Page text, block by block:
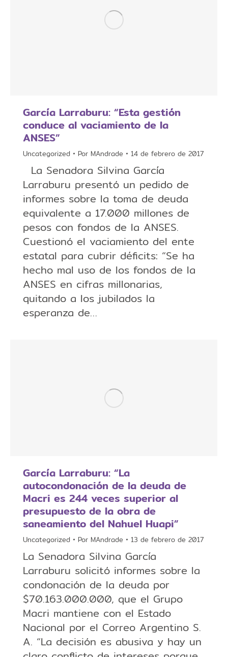
García Larraburu: “Esta gestión
conduce al vaciamiento de la
ANSES”
Uncategorized Por MAndrade 14 de febrero de 2017
La Senadora Silvina García
Larraburu presentó un pedido de
informes sobre la toma de deuda
equivalente a 17.000 millones de
pesos con fondos de la ANSES.
Cuestionó el vaciamiento del ente
estatal para cubrir déficits: “Se ha
hecho mal uso de los fondos de la
ANSES en cifras millonarias,
quitando a los jubilados la
esperanza de…
García Larraburu: “La
autocondonación de la deuda de
Macri es 244 veces superior al
presupuesto de la obra de
saneamiento del Nahuel Huapi”
Uncategorized Por MAndrade 13 de febrero de 2017
La Senadora Silvina García
Larraburu solicitó informes sobre la
condonación de la deuda por
$70.163.000.000, que el Grupo
Macri mantiene con el Estado
Nacional por el Correo Argentino S.
A. “La decisión es abusiva y hay un